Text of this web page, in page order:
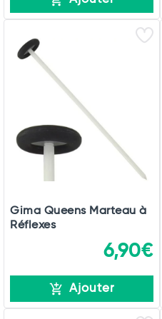
Total
Gima Queens Marteau à
Réflexes
6,90€
Ajouter